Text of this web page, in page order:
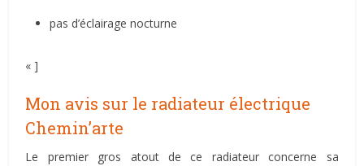
pas d’éclairage nocturne
« ]
Mon avis sur le radiateur électrique
Chemin’arte
Le premier gros atout de ce radiateur concerne sa